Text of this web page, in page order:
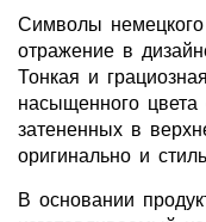
Символы
отражение в
Тонкая и
насыщенного
затененных в
оригинально и
В основании